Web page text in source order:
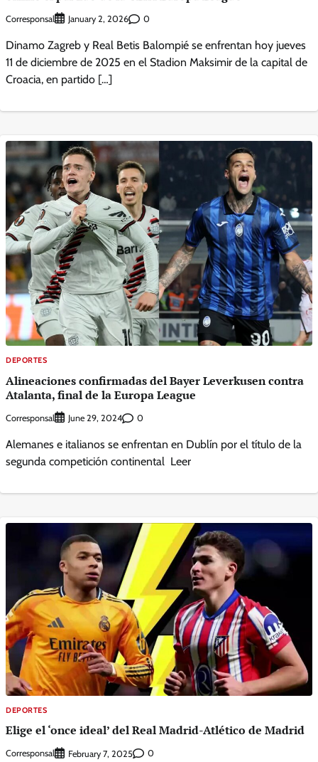
Corresponsal January 2, 2026 0
Dinamo Zagreb y Real Betis Balompié se enfrentan hoy jueves
11 de diciembre de 2025 en el Stadion Maksimir de la capital de
Croacia, en partido […]
DEPORTES
Alineaciones confirmadas del Bayer Leverkusen contra
Atalanta, final de la Europa League
Corresponsal June 29, 2024 0
Alemanes e italianos se enfrentan en Dublín por el título de la
segunda competición continental Leer
DEPORTES
Elige el ‘once ideal’ del Real Madrid-Atlético de Madrid
Corresponsal February 7, 2025 0